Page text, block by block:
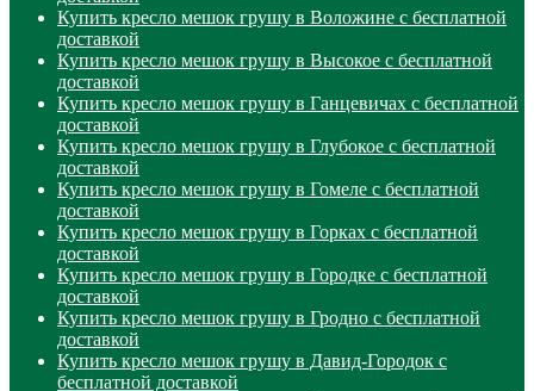
Купить кресло мешок грушу в Воложине с бесплатной
доставкой
Купить кресло мешок грушу в Высокое с бесплатной
доставкой
Купить кресло мешок грушу в Ганцевичах с бесплатной
доставкой
Купить кресло мешок грушу в Глубокое с бесплатной
доставкой
Купить кресло мешок грушу в Гомеле с бесплатной
доставкой
Купить кресло мешок грушу в Горках с бесплатной
доставкой
Купить кресло мешок грушу в Городке с бесплатной
доставкой
Купить кресло мешок грушу в Гродно с бесплатной
доставкой
Купить кресло мешок грушу в Давид-Городок с
бесплатной доставкой